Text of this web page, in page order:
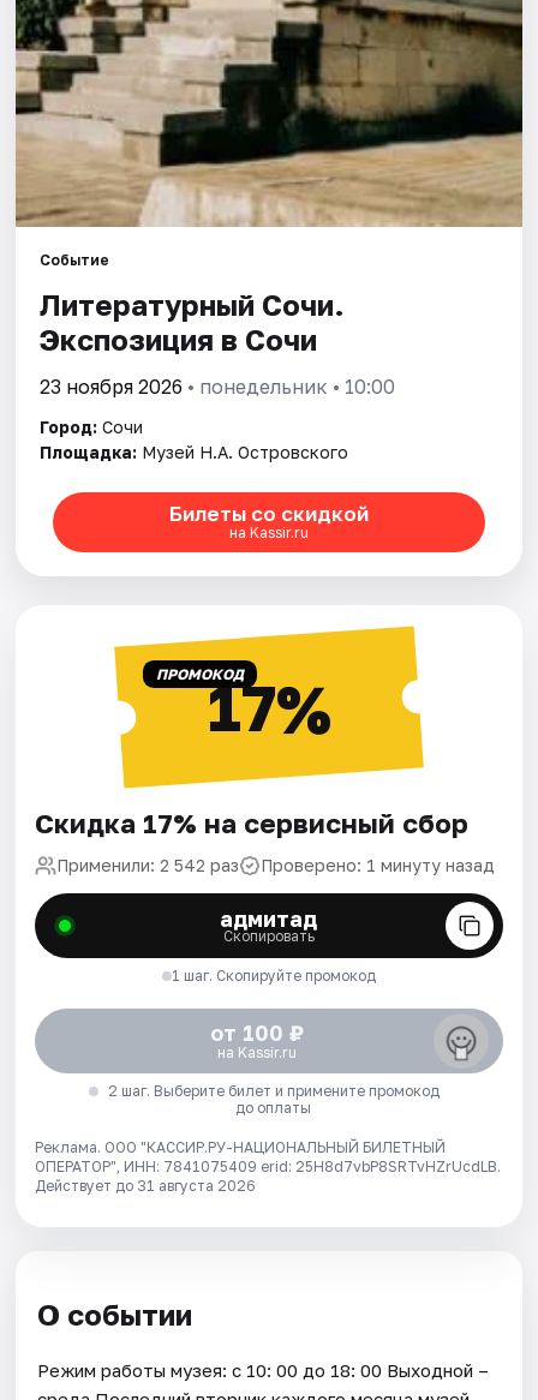
Рейтинги
Событие
Литературный Сочи.
Экспозиция в Сочи
23 ноября 2026 • понедельник • 10:00
Город: Сочи
Площадка: Музей Н.А. Островского
Билеты со скидкой
на Kassir.ru
ПРОМОКОД17%
Скидка 17% на сервисный сбор
Применили: 2 542 раз Проверено: 1 минуту назад
адмитад
Скопировать
1 шаг. Скопируйте промокод
от 100 ₽
на Kassir.ru
2 шаг. Выберите билет и примените промокод
до оплаты
Реклама. ООО "КАССИР.РУ-НАЦИОНАЛЬНЫЙ БИЛЕТНЫЙ
ОПЕРАТОР", ИНН: 7841075409 erid: 25H8d7vbP8SRTvHZrUcdLB.
Действует до 31 августа 2026
О событии
Режим работы музея: с 10: 00 до 18: 00 Выходной –